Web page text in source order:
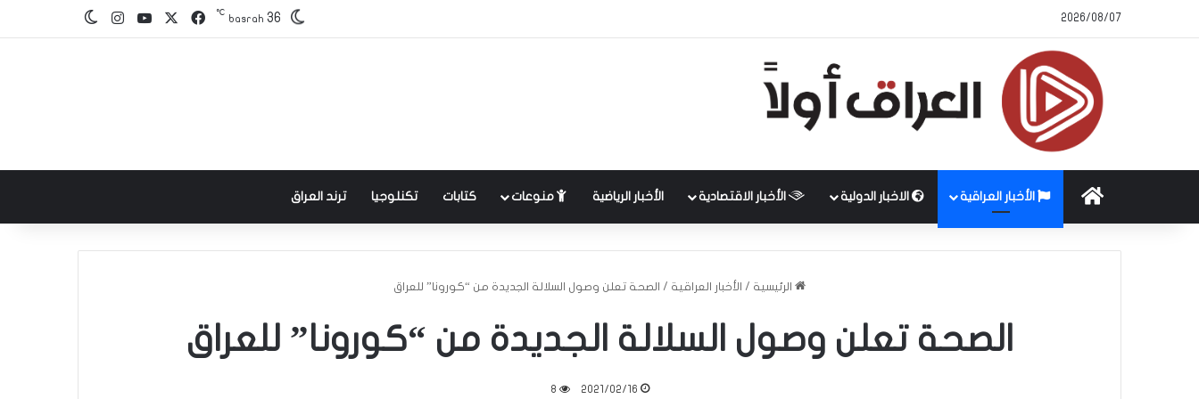
2026/08/07
basrah 36
℃ فيسبوك‫YouTube
انستقرامالوضع المظلم
الرئيسية الأخبار العراقية الاخبار الدولية الأخبار الاقتصادية الأخبار الرياضية منوعات كتابات تكنلوجيا ترند العراق
الرئيسية / الأخبار العراقية / الصحة تعلن وصول السلالة الجديدة من “كورونا” للعراق
الصحة تعلن وصول السلالة الجديدة من “كورونا” للعراق
2021/02/16
8